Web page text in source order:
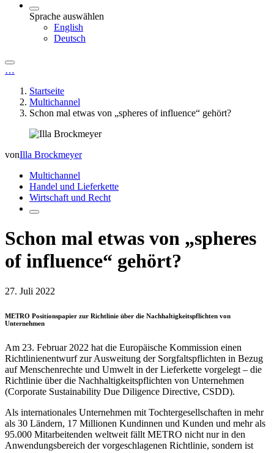
Sprache auswählen
English
Deutsch
…
Startseite
Multichannel
Schon mal etwas von „spheres of influence“ gehört?
vonIlla Brockmeyer
Multichannel
Handel und Lieferkette
Wirtschaft und Recht
Schon mal etwas von „spheres
of influence“ gehört?
27. Juli 2022
METRO Positionspapier zur Richtlinie über die Nachhaltigkeitspflichten von
Unternehmen
Am 23. Februar 2022 hat die Europäische Kommission einen
Richtlinienentwurf zur Ausweitung der Sorgfaltspflichten in Bezug
auf Menschenrechte und Umwelt in der Lieferkette vorgelegt – die
Richtlinie über die Nachhaltigkeitspflichten von Unternehmen
(Corporate Sustainability Due Diligence Directive, CSDD).
Als internationales Unternehmen mit Tochtergesellschaften in mehr
als 30 Ländern, 17 Millionen Kundinnen und Kunden und mehr als
95.000 Mitarbeitenden weltweit fällt METRO nicht nur in den
Anwendungsbereich der vorgeschlagenen Richtlinie, sondern ist